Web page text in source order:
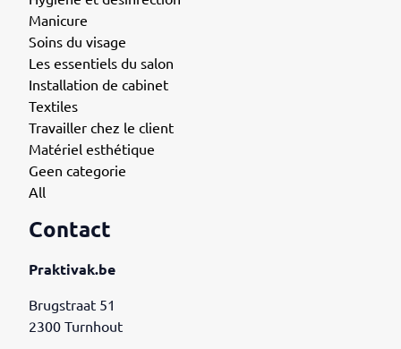
Contact
Praktivak.be
Brugstraat 51
2300 Turnhout
Manicure
Soins du visage
Les essentiels du salon
Installation de cabinet
Textiles
Travailler chez le client
Matériel esthétique
Geen categorie
All